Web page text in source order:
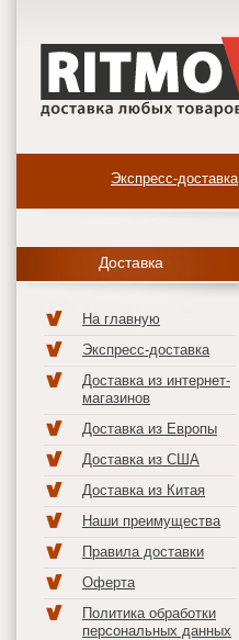
Экспресс-доставка
Доставка
На главную
Экспресс-доставка
Доставка из интернет-
магазинов
Доставка из Европы
Доставка из США
Доставка из Китая
Наши преимущества
Правила доставки
Оферта
Политика обработки
персональных данных